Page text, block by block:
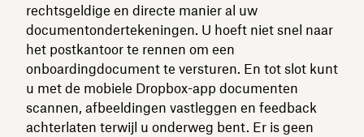
rechtsgeldige en directe manier al uw
documentondertekeningen. U hoeft niet snel naar
het postkantoor te rennen om een
onboardingdocument te versturen. En tot slot kunt
u met de mobiele Dropbox-app documenten
scannen, afbeeldingen vastleggen en feedback
achterlaten terwijl u onderweg bent. Er is geen